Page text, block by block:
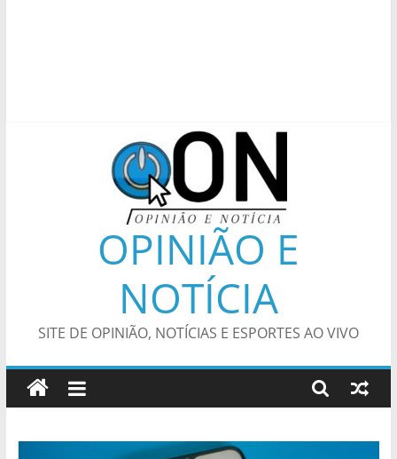
OPINIÃO E
NOTÍCIA
SITE DE OPINIÃO, NOTÍCIAS E ESPORTES AO VIVO